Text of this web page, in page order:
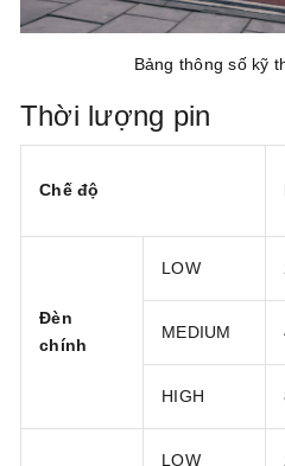
Bảng thông số kỹ
Thời lượng pin
Chế độ
Đèn
chính
LOW
MEDIUM
HIGH
LOW